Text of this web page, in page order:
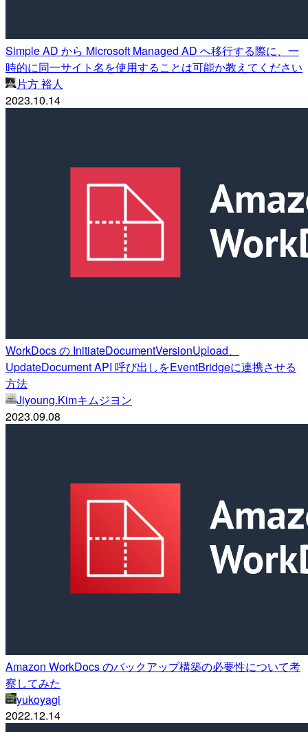
Simple AD から Microsoft Managed AD へ移行する際に、一
時的に同一サイト名を使用することは可能か教えてください
片方 裕人
2023.10.14
WorkDocs の InitiateDocumentVersionUpload、
UpdateDocument API 呼び出しをEventBridgeに連携させる
方法
Jiyoung.Kimキムジヨン
2023.09.08
Amazon WorkDocs のバックアップ構築の必要性について考
察してみた
yukoyagi
2022.12.14